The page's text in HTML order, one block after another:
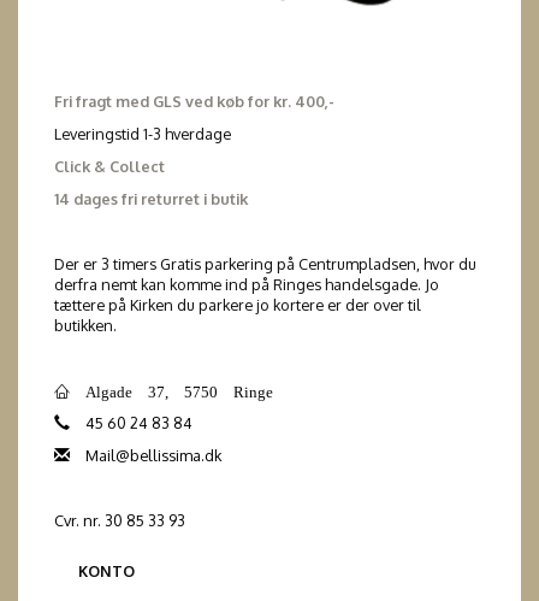
Fri fragt med GLS ved køb for kr. 400,-
Leveringstid 1-3 hverdage
Click & Collect
14 dages fri returret i butik
Der er 3 timers Gratis parkering på Centrumpladsen, hvor du
derfra nemt kan komme ind på Ringes handelsgade. Jo
tættere på Kirken du parkere jo kortere er der over til
butikken.
Algade 37, 5750 Ringe
45 60 24 83 84
Mail@bellissima.dk
Cvr. nr. 30 85 33 93
KONTO